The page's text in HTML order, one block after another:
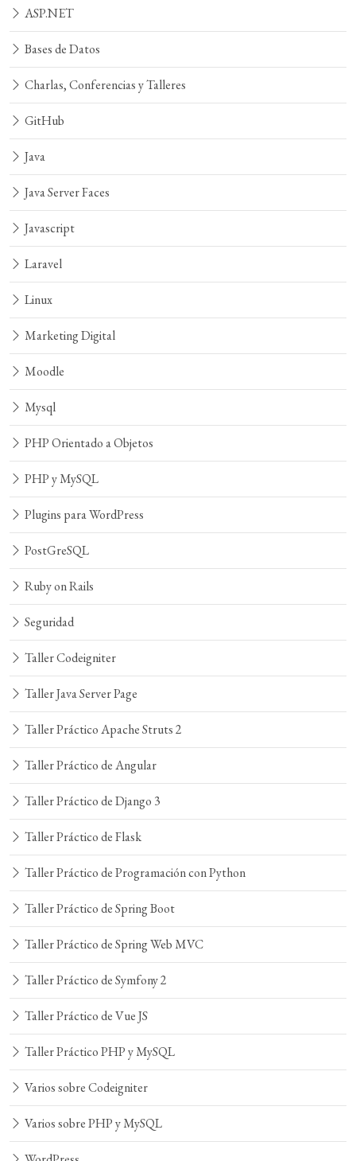
ASP.NET
Bases de Datos
Charlas, Conferencias y Talleres
GitHub
Java
Java Server Faces
Javascript
Laravel
Linux
Marketing Digital
Moodle
Mysql
PHP Orientado a Objetos
PHP y MySQL
Plugins para WordPress
PostGreSQL
Ruby on Rails
Seguridad
Taller Codeigniter
Taller Java Server Page
Taller Práctico Apache Struts 2
Taller Práctico de Angular
Taller Práctico de Django 3
Taller Práctico de Flask
Taller Práctico de Programación con Python
Taller Práctico de Spring Boot
Taller Práctico de Spring Web MVC
Taller Práctico de Symfony 2
Taller Práctico de Vue JS
Taller Práctico PHP y MySQL
Varios sobre Codeigniter
Varios sobre PHP y MySQL